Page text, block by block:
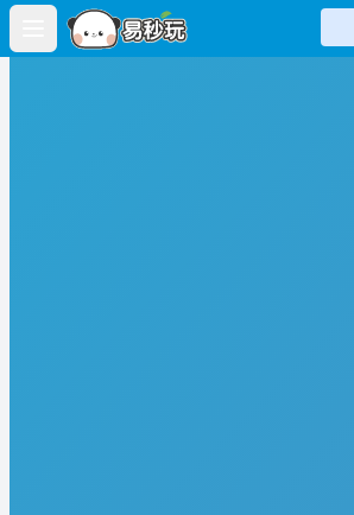
Open main menu